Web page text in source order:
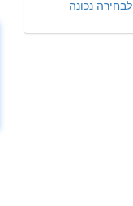
לבחירה נכונה